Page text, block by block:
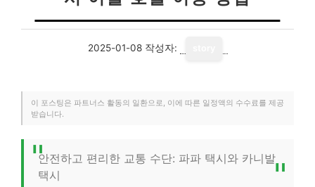
2025-01-08 작성자:
이 포스팅은 파트너스 활동의 일환으로, 이에 따른 일정액의 수수료를 제공
받습니다.
안전하고 편리한 교통 수단: 파파 택시와 카니발
택시